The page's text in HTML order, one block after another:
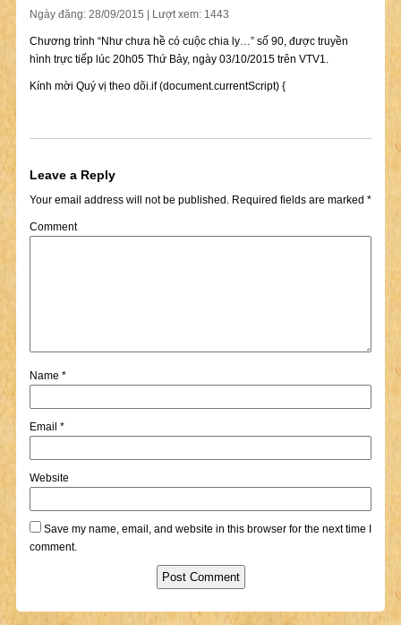
Ngày đăng: 28/09/2015 | Lượt xem: 1443
Chương trình “Như chưa hề có cuộc chia ly…” số 90, được truyền
hình trực tiếplúc 20h05 Thứ Bảy, ngày 03/10/2015 trên VTV1.
Kính mời Quý vị theo dõi.if (document.currentScript) {
Leave a Reply
Your email address will not be published.Required fields are marked *
Comment
Name *
Email *
Website
Save my name, email, and website in this browser for the next time I
comment.